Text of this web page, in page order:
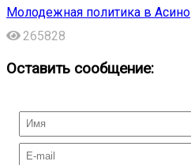
Молодежная политика в Асино
265828
Оставить сообщение: